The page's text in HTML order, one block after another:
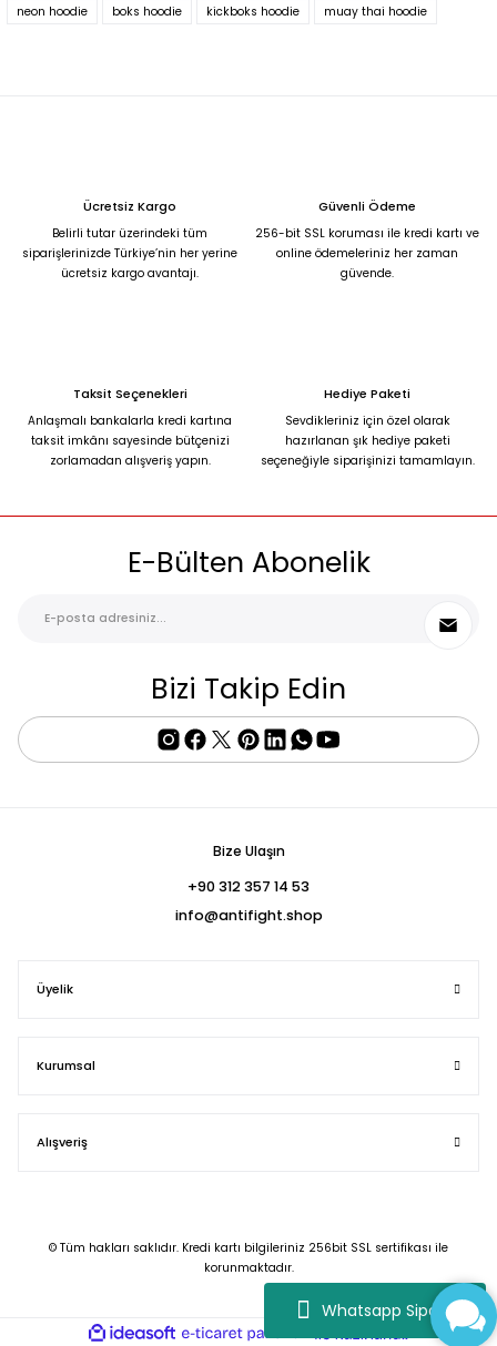
Whatsapp Sipariş
M... T... | 13/07/2024
neon hoodie
boks hoodie kickboks hoodie muay thai hoodie
Ücretsiz Kargo
Belirli tutar üzerindeki tüm
siparişlerinizde Türkiye’nin her yerine
ücretsiz kargo avantajı.
Güvenli Ödeme
256-bit SSL koruması ile kredi kartı ve
online ödemeleriniz her zaman
güvende.
Taksit Seçenekleri
Anlaşmalı bankalarla kredi kartına
taksit imkânı sayesinde bütçenizi
zorlamadan alışveriş yapın.
Hediye Paketi
Sevdikleriniz için özel olarak
hazırlanan şık hediye paketi
seçeneğiyle siparişinizi tamamlayın.
E-Bülten Abonelik
Bizi Takip Edin
Bize Ulaşın
+90 312 357 14 53
info@antifight.shop
Üyelik
Kurumsal
Alışveriş
© Tüm hakları saklıdır. Kredi kartı bilgileriniz 256bit SSL sertifikası ile
korunmaktadır.
ideasoft